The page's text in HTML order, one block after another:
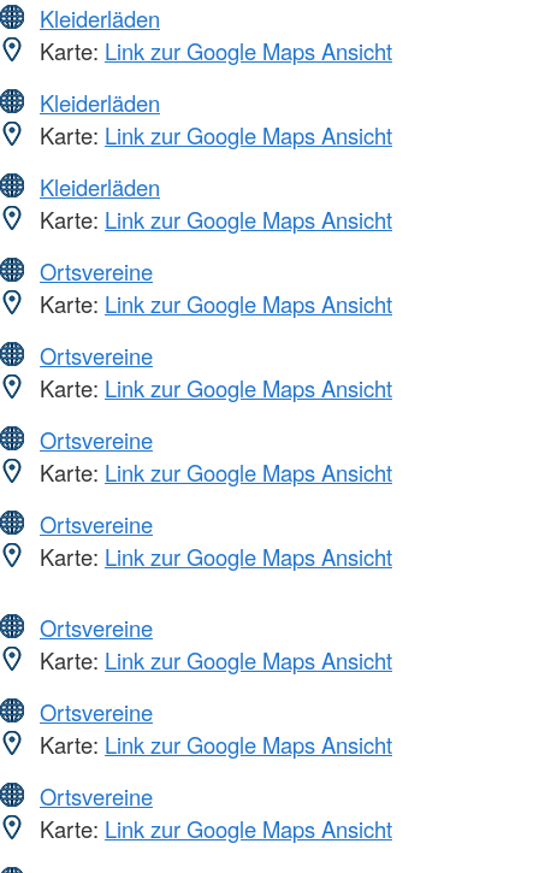
Kleiderläden
Karte: Link zur Google Maps Ansicht
Kleiderläden
Karte: Link zur Google Maps Ansicht
Kleiderläden
Karte: Link zur Google Maps Ansicht
Ortsvereine
Karte: Link zur Google Maps Ansicht
Ortsvereine
Karte: Link zur Google Maps Ansicht
Ortsvereine
Karte: Link zur Google Maps Ansicht
Ortsvereine
Karte: Link zur Google Maps Ansicht
Ortsvereine
Karte: Link zur Google Maps Ansicht
Ortsvereine
Karte: Link zur Google Maps Ansicht
Ortsvereine
Karte: Link zur Google Maps Ansicht